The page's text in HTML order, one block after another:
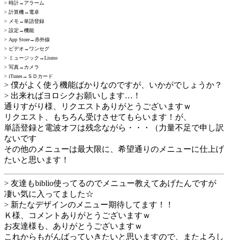
> 時計→アラーム
> 計算機→電卓
> メモ→単語登録
> 設定→機能
> App Store→赤外線
> ビデオ→ワンセグ
> ミュージック→Lismo
> 写真→カメラ
> iTunes→ＳＤカード
> 僕がよく使う機能ばかりなのですが、いかがでしょうか？
> 出来ればヨロシクお願いします…！
通りすがり様、リクエストありがとうございますｗ
リクエスト、もちろん受けさせてもらいます！が、
単語登録と電波オフは残念ながら・・・（力量不足で申し訳
ないです
その他のメニューは最大限に、希望通りのメニューに仕上げ
たいと思います！
> 友達もbiblio使ってるのでメニュー教えてあげたんですが
凄い気に入ってました☆
> 新たなデザインのメニュー期待してます！！
Ｋ様、コメントありがとうございますｗ
お友達様も、ありがとうございますｗ
これからもがんばっていきたいと思いますので、またよろし